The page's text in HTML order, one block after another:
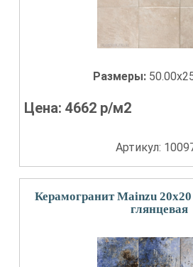
Размеры:
Цена:4662 р/м2
Артикул:
Керамогранит Mainzu
глянцевая